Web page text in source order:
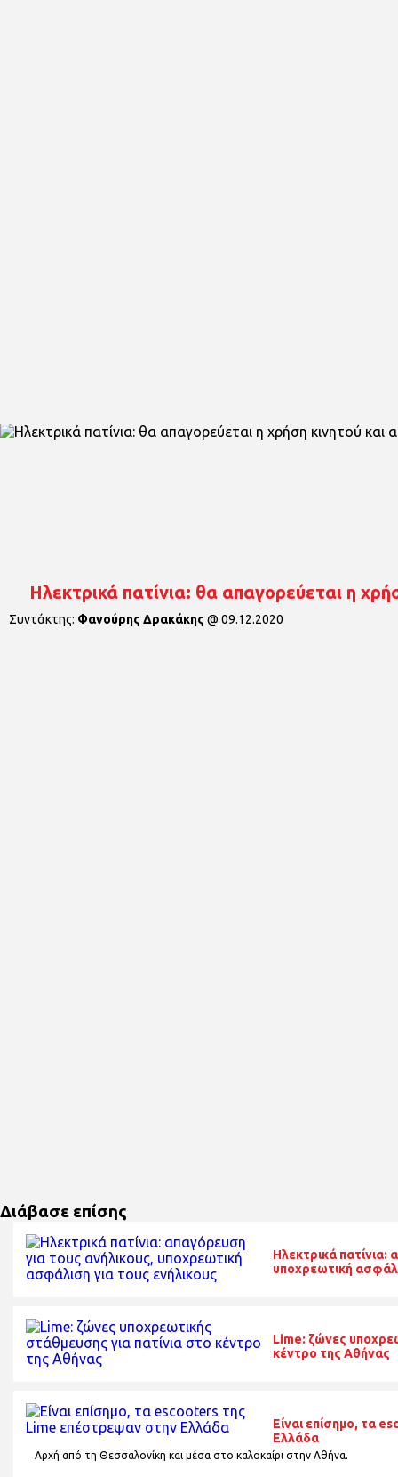
Ηλεκτρικά πατίνια: θα απαγορεύεται η
Συντάκτης: Φανούρης Δρακάκης @ 09.12.2020
Διάβασε επίσης
Ηλεκτρικά πατίνια:
υποχρεωτική
Lime: ζώνες
κέντρο της Αθήνας
Είναι επίσημο, τα
Ελλάδα
Αρχή από τη Θεσσαλονίκη και μέσα στο καλοκαίρι στην Αθήνα.